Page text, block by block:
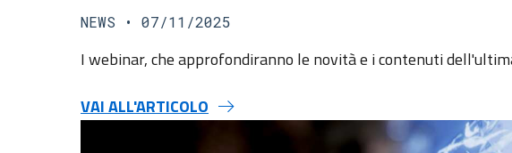
NEWS • 07/11/2025
I webinar, che approfondiranno le novità e i contenuti
VAI ALL'ARTICOLO